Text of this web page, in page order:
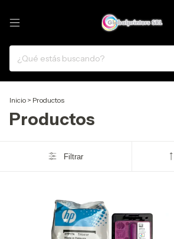
Inicio > Productos
Productos
Filtrar